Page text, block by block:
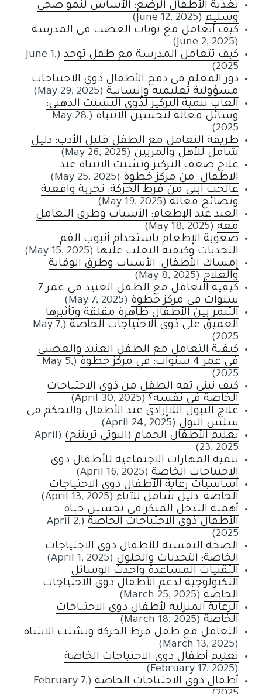
تغذية الأطفال الرضع: الأساس لنمو صحي
وسليم (June 12, 2025)
كيف أتعامل مع نوبات الغضب في المدرسة
(June 2, 2025)
كيف تتعامل المدرسة مع طفل توحد
(June 1,
2025)
دور المعلم في دمج الأطفال ذوي الاحتياجات:
مسؤولية تعليمية وإنسانية (May 29, 2025)
ألعاب تنمية التركيز لذوي التشتت الذهني:
وسائل فعالة لتحسين الانتباه
(May 28,
2025)
طريقة التعامل مع الطفل قليل الأدب: دليل
شامل للأهل والمربين (May 26, 2025)
علاج ضعف التركيز وتشتت الانتباه عند
الاطفال: من مركز خطوة (May 25, 2025)
عالجت ابني من فرط الحركة: تجربة واقعية
ونصائح فعالة (May 19, 2025)
العند عند الإطعام: الأسباب وطرق التعامل
معه (May 18, 2025)
صعوبة الإطعام باستخدام أنبوب الفم:
التحديات وكيفية التغلب عليها (May 15, 2025)
إمساك الأطفال: الأسباب وطرق الوقاية
والعلاج (May 8, 2025)
كيفية التعامل مع الطفل العنيد في عمر 7
سنوات في مركز خطوة (May 7, 2025)
التنمر بين الأطفال ظاهرة مقلقة وتأثيرها
العميق على ذوي الاحتياجات الخاصة
(May 7,
2025)
كيفية التعامل مع الطفل العنيد والعصبي
في عمر 4 سنوات: في مركز خطوة
(May 5,
2025)
كيف نبني ثقة الطفل من ذوي الاحتياجات
الخاصة في نفسه؟ (April 30, 2025)
علاج التبول اللاإرادي عند الأطفال والتحكم في
سلس البول (April 24, 2025)
تعليم الأطفال الحمام (البوتي تريننج)
(April
23, 2025)
تنمية المهارات الاجتماعية للأطفال ذوي
الاحتياجات الخاصة (April 16, 2025)
أساسيات رعاية الأطفال ذوي الاحتياجات
الخاصة: دليل شامل للآباء (April 13, 2025)
أهمية التدخل المبكر في تحسين حياة
الأطفال ذوي الاحتياجات الخاصة
(April 2,
2025)
الصحة النفسية للأطفال ذوي الاحتياجات
الخاصة: التحديات والحلول (April 1, 2025)
التقنيات المساعدة وأحدث الوسائل
التكنولوجية لدعم الأطفال ذوي الاحتياجات
الخاصة (March 25, 2025)
الرعاية المنزلية لأطفال ذوي الاحتياجات
الخاصة (March 18, 2025)
التعامل مع طفل فرط الحركة وتشتت الانتباه
(March 13, 2025)
تعليم أطفال ذوى الاحتياجات الخاصة
(February 17, 2025)
أطفال ذوي الاحتياجات الخاصة
(February 7,